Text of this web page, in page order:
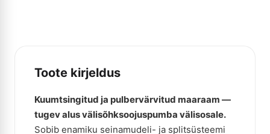
Toote kirjeldus
Kuumtsingitud ja pulbervärvitud maaraam —
tugev alus välisõhksoojuspumba välisosale.
Sobib enamiku seinamudeli- ja splitsüsteemi